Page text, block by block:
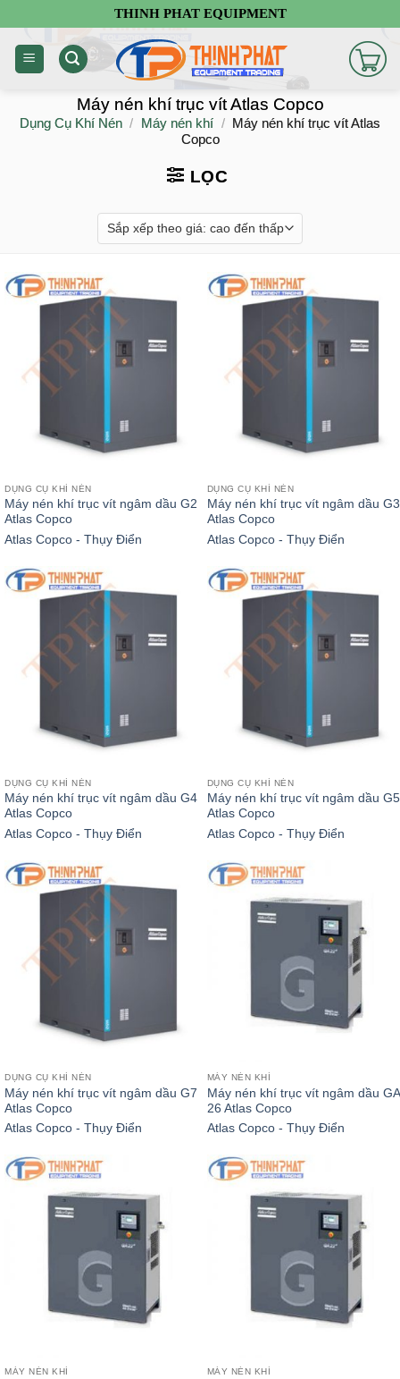
đến
dung
THINH PHAT EQUIPMENT
Máy nén khí trục vít Atlas Copco
Dụng Cụ Khí Nén / Máy nén khí / Máy nén khí trục vít Atlas
Copco
LỌC
DỤNG CỤ KHÍ NÉN
Máy nén khí trục vít ngâm dầu G2
Atlas Copco
Atlas Copco - Thụy Điển
DỤNG CỤ KHÍ NÉN
Máy nén khí trục vít ngâm dầu G3
Atlas Copco
Atlas Copco - Thụy Điển
DỤNG CỤ KHÍ NÉN
Máy nén khí trục vít ngâm dầu G4
Atlas Copco
Atlas Copco - Thụy Điển
DỤNG CỤ KHÍ NÉN
Máy nén khí trục vít ngâm dầu G5
Atlas Copco
Atlas Copco - Thụy Điển
DỤNG CỤ KHÍ NÉN
Máy nén khí trục vít ngâm dầu G7
Atlas Copco
Atlas Copco - Thụy Điển
MÁY NÉN KHÍ
Máy nén khí trục vít ngâm dầu GA
26 Atlas Copco
Atlas Copco - Thụy Điển
MÁY NÉN KHÍ MÁY NÉN KHÍ